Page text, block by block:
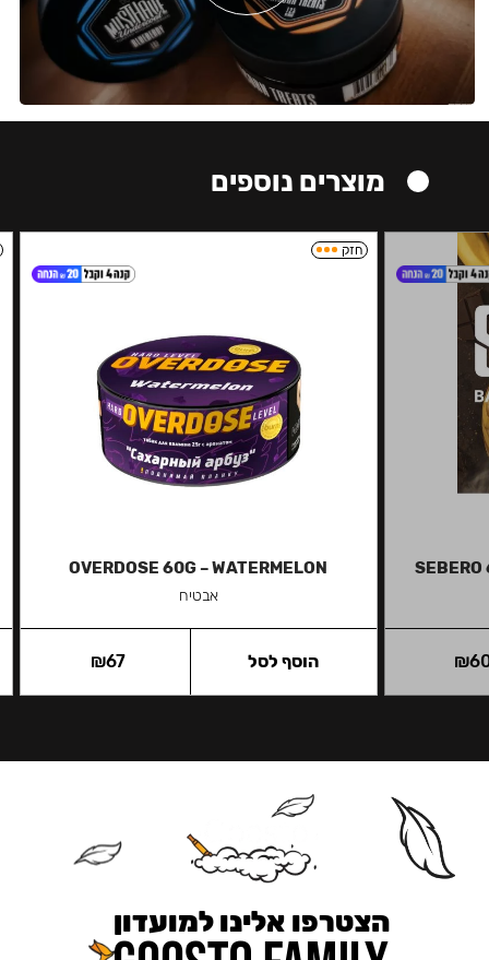
מוצרים נוספים
SEBERO
₪
חזק
OVERDOSE 60G – WATERMELON
אבטיח
₪67 הוסף לסל
הצטרפו אלינו למועדון